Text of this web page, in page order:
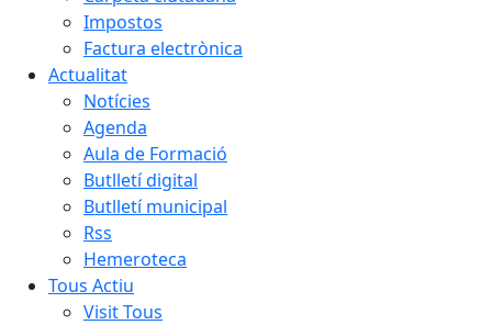
Impostos
Factura electrònica
Actualitat
Notícies
Agenda
Aula de Formació
Butlletí digital
Butlletí municipal
Rss
Hemeroteca
Tous Actiu
Visit Tous